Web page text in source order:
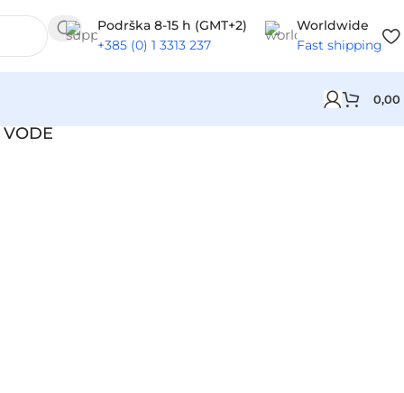
Podrška 8-15 h (GMT+2)
+385 (0) 1 3313 237
Worldwide
Fast shipping
0,00